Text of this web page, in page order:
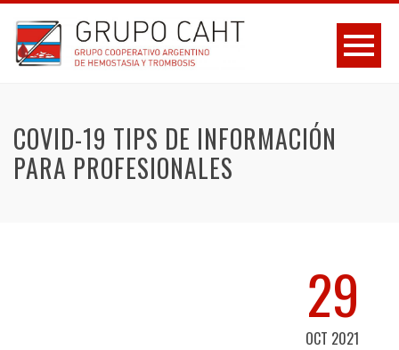
COVID-19 TIPS DE INFORMACIÓN
PARA PROFESIONALES
29
OCT 2021